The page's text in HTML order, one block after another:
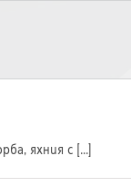
яхния с [...]